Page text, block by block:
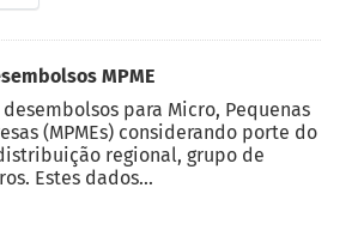
MPME
para Micro, Pequenas
(MPMEs) considerando porte do
regional, grupo de
Estes dados...